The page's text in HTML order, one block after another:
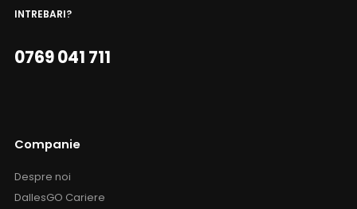
INTREBARI?
0769 041 711
Companie
Despre noi
DallesGO Cariere